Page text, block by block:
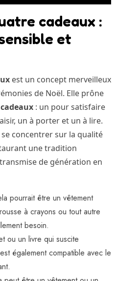
cadeaux :
et
est un concept merveilleux
de Noël. Elle prône
cadeaux : un pour satisfaire
un à porter et un à lire.
concentrer sur la qualité
une tradition
de génération en
pourrait être un vêtement
à crayons ou tout autre
besoin.
ou un livre qui suscite
également compatible avec le